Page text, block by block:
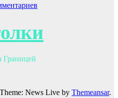
Границей
Theme: News Live by Themeansar.